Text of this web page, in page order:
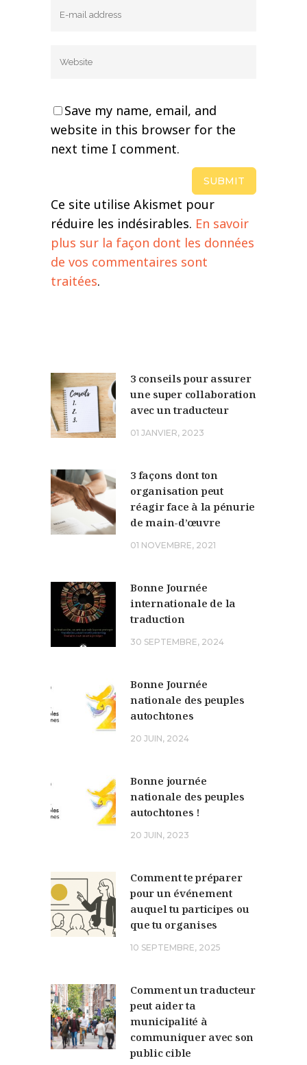
Save my name, email, and
website in this browser for the
next time I comment.
Ce site utilise Akismet pour
réduire les indésirables. En savoir
plus sur la façon dont les données
de vos commentaires sont
traitées.
3 conseils pour assurer
une super collaboration
avec un traducteur
01 JANVIER, 2023
3 façons dont ton
organisation peut
réagir face à la pénurie
de main-d’œuvre
01 NOVEMBRE, 2021
Bonne Journée
internationale de la
traduction
30 SEPTEMBRE, 2024
Bonne Journée
nationale des peuples
autochtones
20 JUIN, 2024
Bonne journée
nationale des peuples
autochtones !
20 JUIN, 2023
Comment te préparer
pour un événement
auquel tu participes ou
que tu organises
10 SEPTEMBRE, 2025
Comment un traducteur
peut aider ta
municipalité à
communiquer avec son
public cible